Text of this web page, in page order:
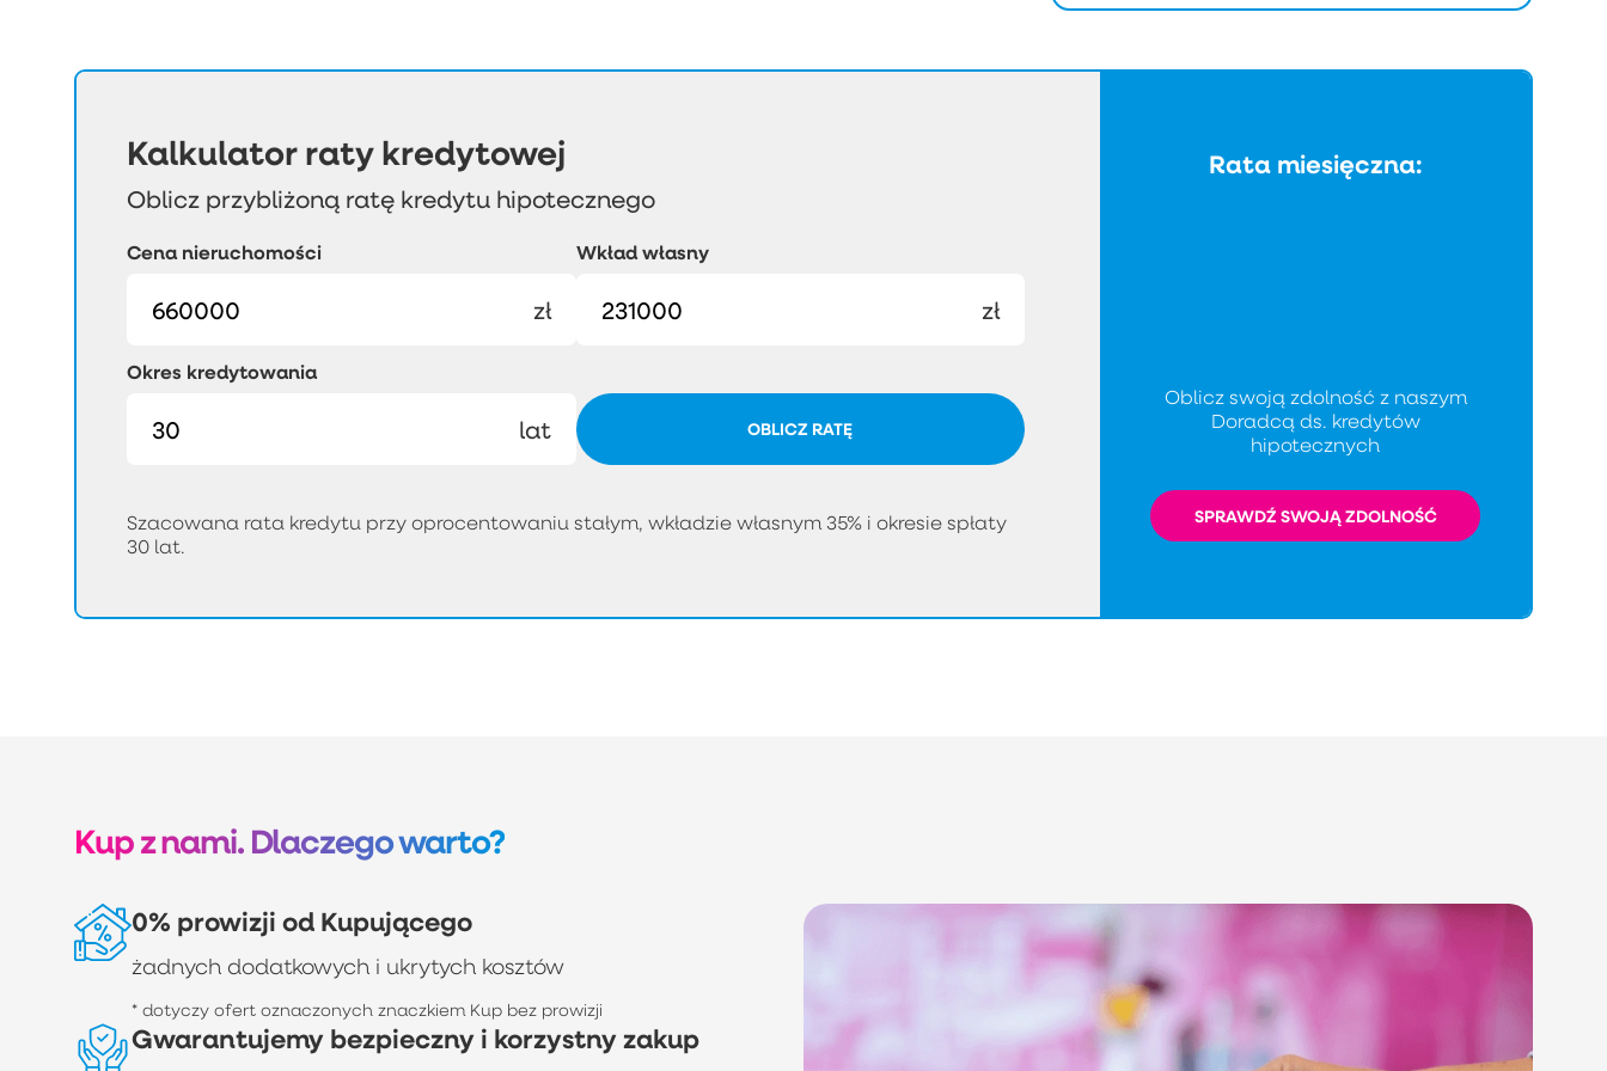
Kalkulator raty kredytowej
Oblicz przybliżoną ratę kredytu hipotecznego
Cena nieruchomości
zł
Wkład własny
zł
Okres kredytowania
lat OBLICZ RATĘ
Szacowana rata kredytu przy oprocentowaniu stałym, wkładzie własnym 35% i okresie spłaty
30 lat.
Rata miesięczna:
Oblicz swoją zdolność z naszym
Doradcą ds. kredytów
hipotecznych
SPRAWDŹ SWOJĄ ZDOLNOŚĆ
Kup z nami. Dlaczego warto?
0% prowizji od Kupującego
żadnych dodatkowych i ukrytych kosztów
* dotyczy ofert oznaczonych znaczkiem Kup bez prowizji
Gwarantujemy bezpieczny i korzystny zakup